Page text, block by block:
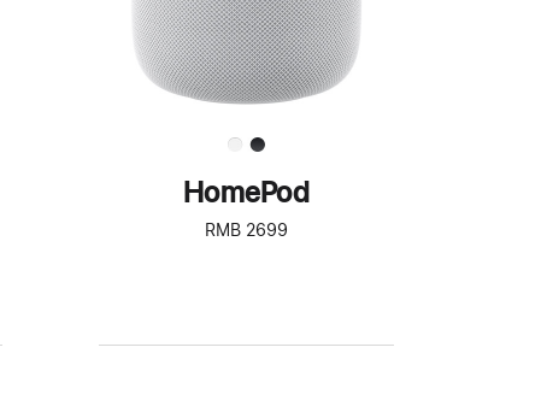
HomePod
RMB 2699